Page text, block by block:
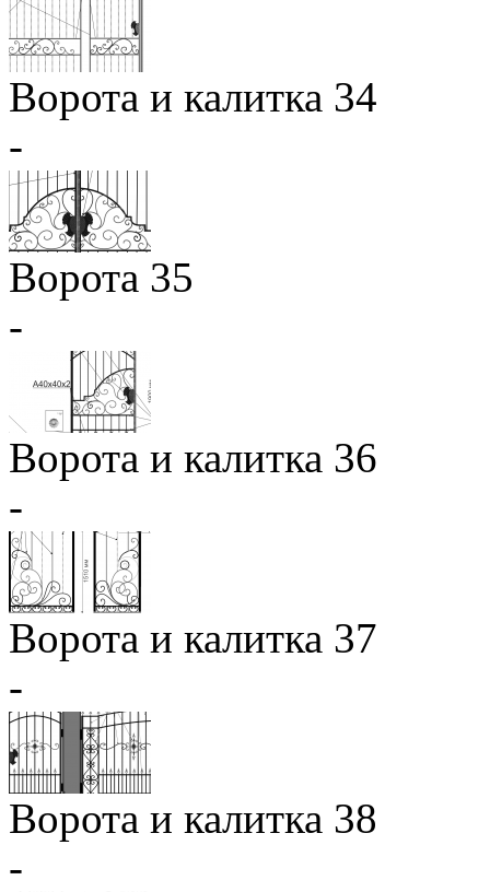
Ворота и калитка 34
-
Ворота 35
-
Ворота и калитка 36
-
Ворота и калитка 37
-
Ворота и калитка 38
-